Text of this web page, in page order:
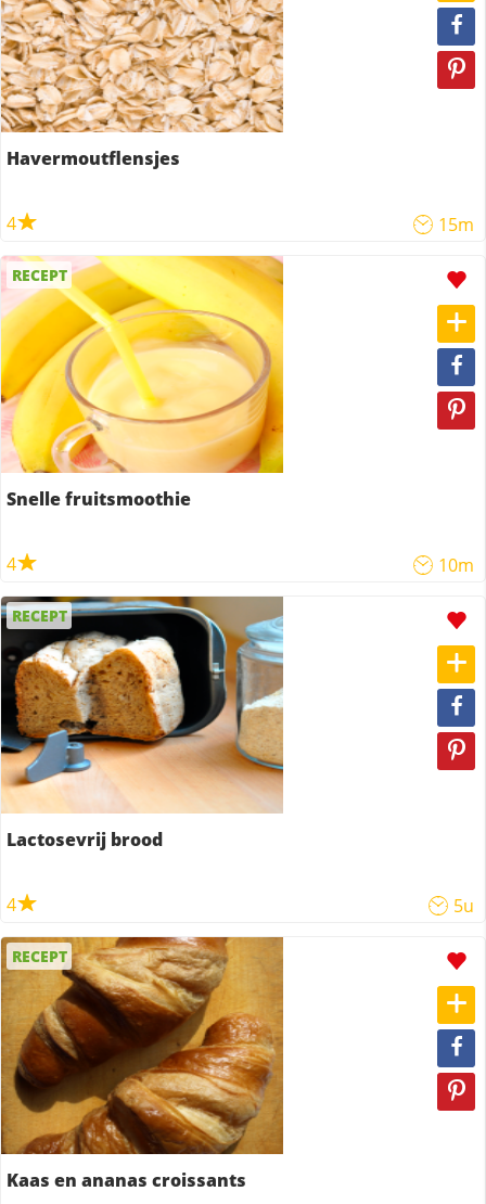
Havermoutflensjes
4 15m
RECEPT
Snelle fruitsmoothie
4 10m
RECEPT
Lactosevrij brood
4 5u
RECEPT
Kaas en ananas croissants